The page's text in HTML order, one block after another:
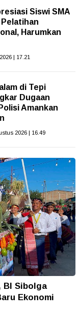
Siswi SMA
Harumkan
| 17.21
di Tepi
Dugaan
Amankan
2026 | 16.49
BI Sibolga
Ekonomi